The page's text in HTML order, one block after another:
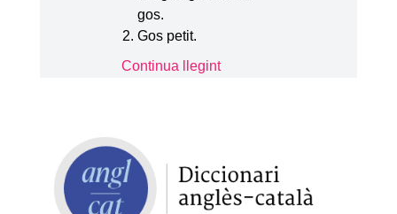
gos.
Gos petit.
Continua llegint